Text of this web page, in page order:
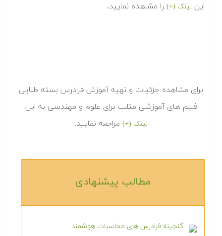
این لینک (+) را مشاهده نمایید.
برای مشاهده جزئیات و تهیه آموزش فرادرس بسته طلایی
فیلم های آموزشی متلب برای علوم و مهندسی به این
لینک (+) مراجعه نمایید.
مطالب پیشنهادی‎
گنجینه فرادرس های محاسبات هوشمند